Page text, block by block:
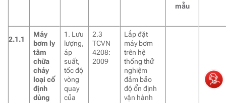
mẫu
2.1.1
Máy
bơm ly
tâm
chữa
cháy
loại cố
định
dùng
1. Lưu
lượng,
áp
suất,
tốc độ
vòng
quay
của
2.3
TCVN
4208:
2009
Lắp đặt
máy bơm
trên hệ
thống thử
nghiệm
đảm bảo
độ ổn định
vận hành